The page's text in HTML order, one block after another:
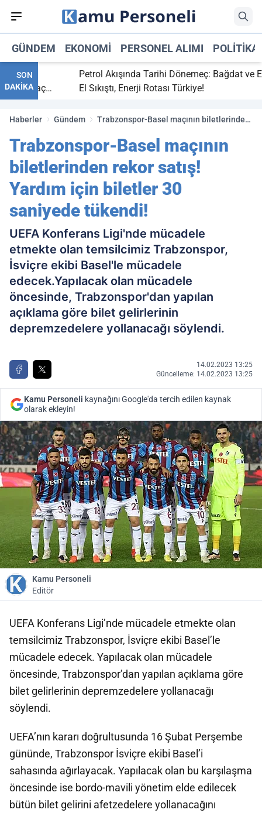
GÜNDEM EKONOMI PERSONEL ALIMI POLITIKA
SON
DAKİKA
bitti,
maç
Petrol Akışında Tarihi Dönemeç: Bağdat ve Erbil
El Sıkıştı, Enerji Rotası Türkiye!
Haberler Gündem
Trabzonspor-Basel maçının biletlerinden
saniyede tükendi!
Trabzonspor-Basel maçının
biletlerinden rekor satış!
Yardım için biletler 30
saniyede tükendi!
UEFA Konferans Ligi'nde mücadele
etmekte olan temsilcimiz Trabzonspor,
İsviçre ekibi Basel'le mücadele
edecek.Yapılacak olan mücadele
öncesinde, Trabzonspor'dan yapılan
açıklama göre bilet gelirlerinin
depremzedelere yollanacağı söylendi.
14.02.2023 13:25
Güncelleme: 14.02.2023 13:25
Kamu Personeli kaynağını Google'da tercih edilen kaynak
olarak ekleyin!
Kamu Personeli
Editör
UEFA Konferans Ligi’nde mücadele etmekte olan
temsilcimiz Trabzonspor, İsviçre ekibi Basel’le
mücadele edecek. Yapılacak olan mücadele
öncesinde, Trabzonspor’dan yapılan açıklama göre
bilet gelirlerinin depremzedelere yollanacağı
söylendi.
UEFA’nın kararı doğrultusunda 16 Şubat Perşembe
gününde, Trabzonspor İsviçre ekibi Basel’i
sahasında ağırlayacak. Yapılacak olan bu karşılaşma
öncesinde ise bordo-mavili yönetim elde edilecek
bütün bilet gelirini afetzedelere yollanacağını